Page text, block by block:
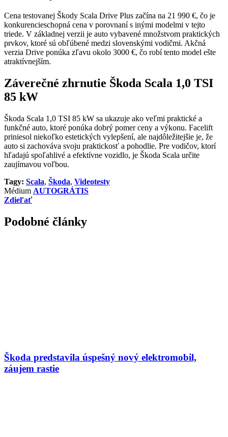
Cena testovanej Škody Scala Drive Plus začína na 21 990 €, čo je
konkurencieschopná cena v porovnaní s inými modelmi v tejto
triede. V základnej verzii je auto vybavené množstvom praktických
prvkov, ktoré sú obľúbené medzi slovenskými vodičmi. Akčná
verzia Drive ponúka zľavu okolo 3000 €, čo robí tento model ešte
atraktívnejším.
Záverečné zhrnutie Škoda Scala 1,0 TSI
85 kW
Škoda Scala 1,0 TSI 85 kW sa ukazuje ako veľmi praktické a
funkčné auto, ktoré ponúka dobrý pomer ceny a výkonu. Facelift
priniesol niekoľko estetických vylepšení, ale najdôležitejšie je, že
auto si zachováva svoju praktickosť a pohodlie. Pre vodičov, ktorí
hľadajú spoľahlivé a efektívne vozidlo, je Škoda Scala určite
zaujímavou voľbou.
Tagy: Scala, Škoda, Videotesty
Médium AUTOGRÁTIS
Zdieľať
Podobné články
Škoda predstavila úspešný nový elektromobil,
záujem rastie